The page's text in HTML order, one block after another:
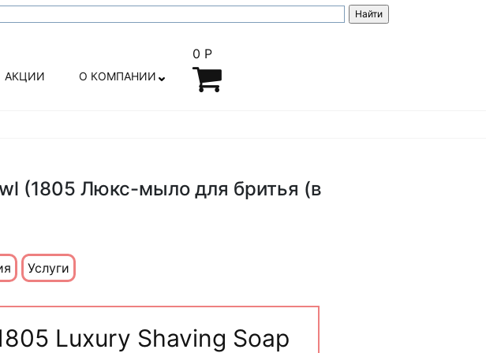
АКЦИИ О КОМПАНИИ
0 Р
(1805 Люкс-мыло для бритья (в
Услуги
Luxury Shaving Soap